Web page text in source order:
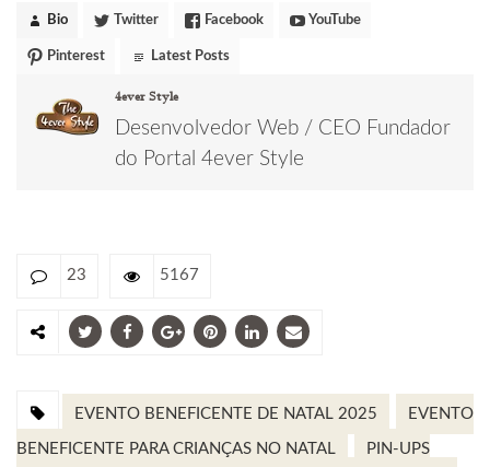
Bio Twitter Facebook YouTube
Pinterest Latest Posts
4ever Style
Desenvolvedor Web / CEO Fundador
do Portal 4ever Style
23 5167
EVENTO BENEFICENTE DE NATAL 2025 EVENTO
BENEFICENTE PARA CRIANÇAS NO NATAL
PIN-UPS